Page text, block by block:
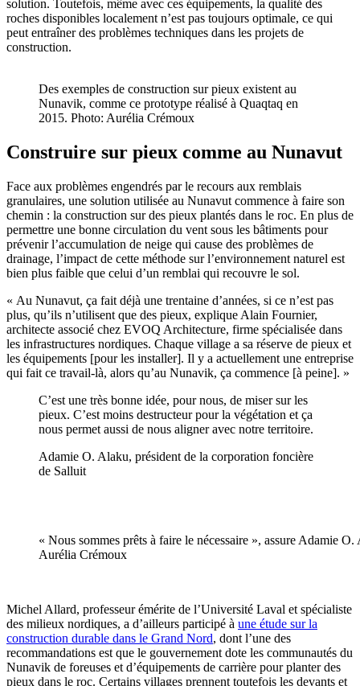
solution. Toutefois, même avec ces équipements, la qualité des
roches disponibles localement n’est pas toujours optimale, ce qui
peut entraîner des problèmes techniques dans les projets de
construction.
Des exemples de construction sur pieux existent au
Nunavik, comme ce prototype réalisé à Quaqtaq en
2015. Photo: Aurélia Crémoux
Construire sur pieux comme au Nunavut
Face aux problèmes engendrés par le recours aux remblais
granulaires, une solution utilisée au Nunavut commence à faire son
chemin : la construction sur des pieux plantés dans le roc. En plus de
permettre une bonne circulation du vent sous les bâtiments pour
prévenir l’accumulation de neige qui cause des problèmes de
drainage, l’impact de cette méthode sur l’environnement naturel est
bien plus faible que celui d’un remblai qui recouvre le sol.
« Au Nunavut, ça fait déjà une trentaine d’années, si ce n’est pas
plus, qu’ils n’utilisent que des pieux, explique Alain Fournier,
architecte associé chez EVOQ Architecture, firme spécialisée dans
les infrastructures nordiques. Chaque village a sa réserve de pieux et
les équipements [pour les installer]. Il y a actuellement une entreprise
qui fait ce travail-là, alors qu’au Nunavik, ça commence [à peine]. »
C’est une très bonne idée, pour nous, de miser sur les
pieux. C’est moins destructeur pour la végétation et ça
nous permet aussi de nous aligner avec notre territoire.
Adamie O. Alaku, président de la corporation foncière
de Salluit
« Nous sommes prêts à faire le nécessaire », assure Adamie
Aurélia Crémoux
Michel Allard, professeur émérite de l’Université Laval et spécialiste
des milieux nordiques, a d’ailleurs participé à une étude sur la
construction durable dans le Grand Nord, dont l’une des
recommandations est que le gouvernement dote les communautés du
Nunavik de foreuses et d’équipements de carrière pour planter des
pieux dans le roc. Certains villages prennent toutefois les devants et